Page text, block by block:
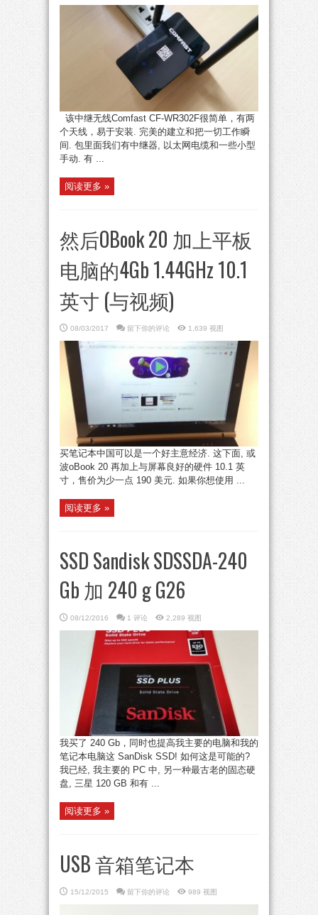
该中继无线Comfast CF-WR302F很简单，有两
个天线，易于安装. 完美的建立和把一切工作瞬
间. 包里面我们有中继器, 以太网电缆和一些小型
手动. 有 ...
阅读更多 »
然后OBook 20 加上平板
电脑的4Gb 1.44GHz 10.1
英寸 (与视频)
08/03/2017 留下你的评论 1,639 视图
买笔记本中国可以是一个好主意经济. 这下面, 或
波oBook 20 再加上与屏幕良好的硬件 10.1 英
寸，售价为少一点 190 美元. 如果你想使用 ...
阅读更多 »
SSD Sandisk SDSSDA-240
Gb 加 240 g G26
08/12/2016 1 评论 2,289 视图
我买了 240 Gb，同时也提高我主要的电脑和我的
笔记本电脑这 SanDisk SSD! 如何这是可能的?
我已经, 我主要的 PC 中, 另一种最古老的固态硬
盘, 三星 120 GB 和有 ...
阅读更多 »
USB 音箱笔记本
15/12/2015 留下你的评论 989 视图